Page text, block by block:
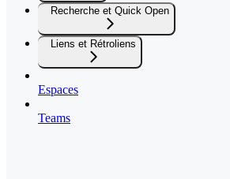
Recherche et Quick Open
Liens et Rétroliens
Espaces
Teams